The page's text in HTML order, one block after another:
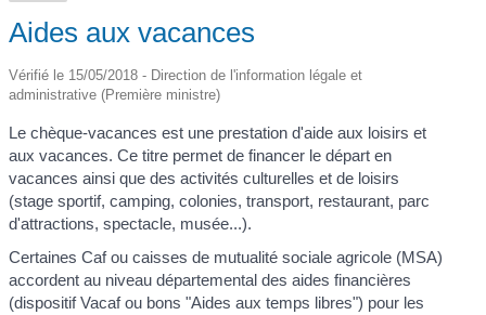
Aides aux vacances
Vérifié le 15/05/2018 - Direction de l'information légale et
administrative (Première ministre)
Le chèque-vacances est une prestation d'aide aux loisirs et
aux vacances. Ce titre permet de financer le départ en
vacances ainsi que des activités culturelles et de loisirs
(stage sportif, camping, colonies, transport, restaurant, parc
d'attractions, spectacle, musée...).
Certaines Caf ou caisses de mutualité sociale agricole (MSA)
accordent au niveau départemental des aides financières
(dispositif Vacaf ou bons "Aides aux temps libres") pour les